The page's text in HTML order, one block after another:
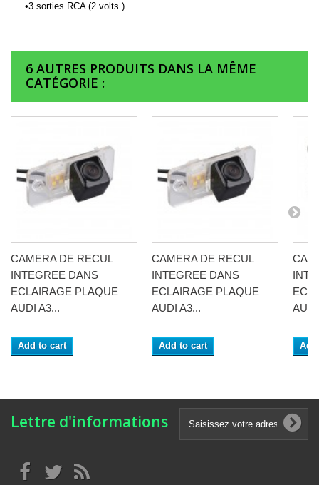
•3 sorties RCA (2 volts )
6 AUTRES PRODUITS DANS LA MÊME
CATÉGORIE :
CAMERA DE RECUL
INTEGREE DANS
ECLAIRAGE PLAQUE
AUDI A3...
Add to cart
CAMERA DE RECUL
INTEGREE DANS
ECLAIRAGE PLAQUE
AUDI A3...
Add to cart
Lettre d'informations